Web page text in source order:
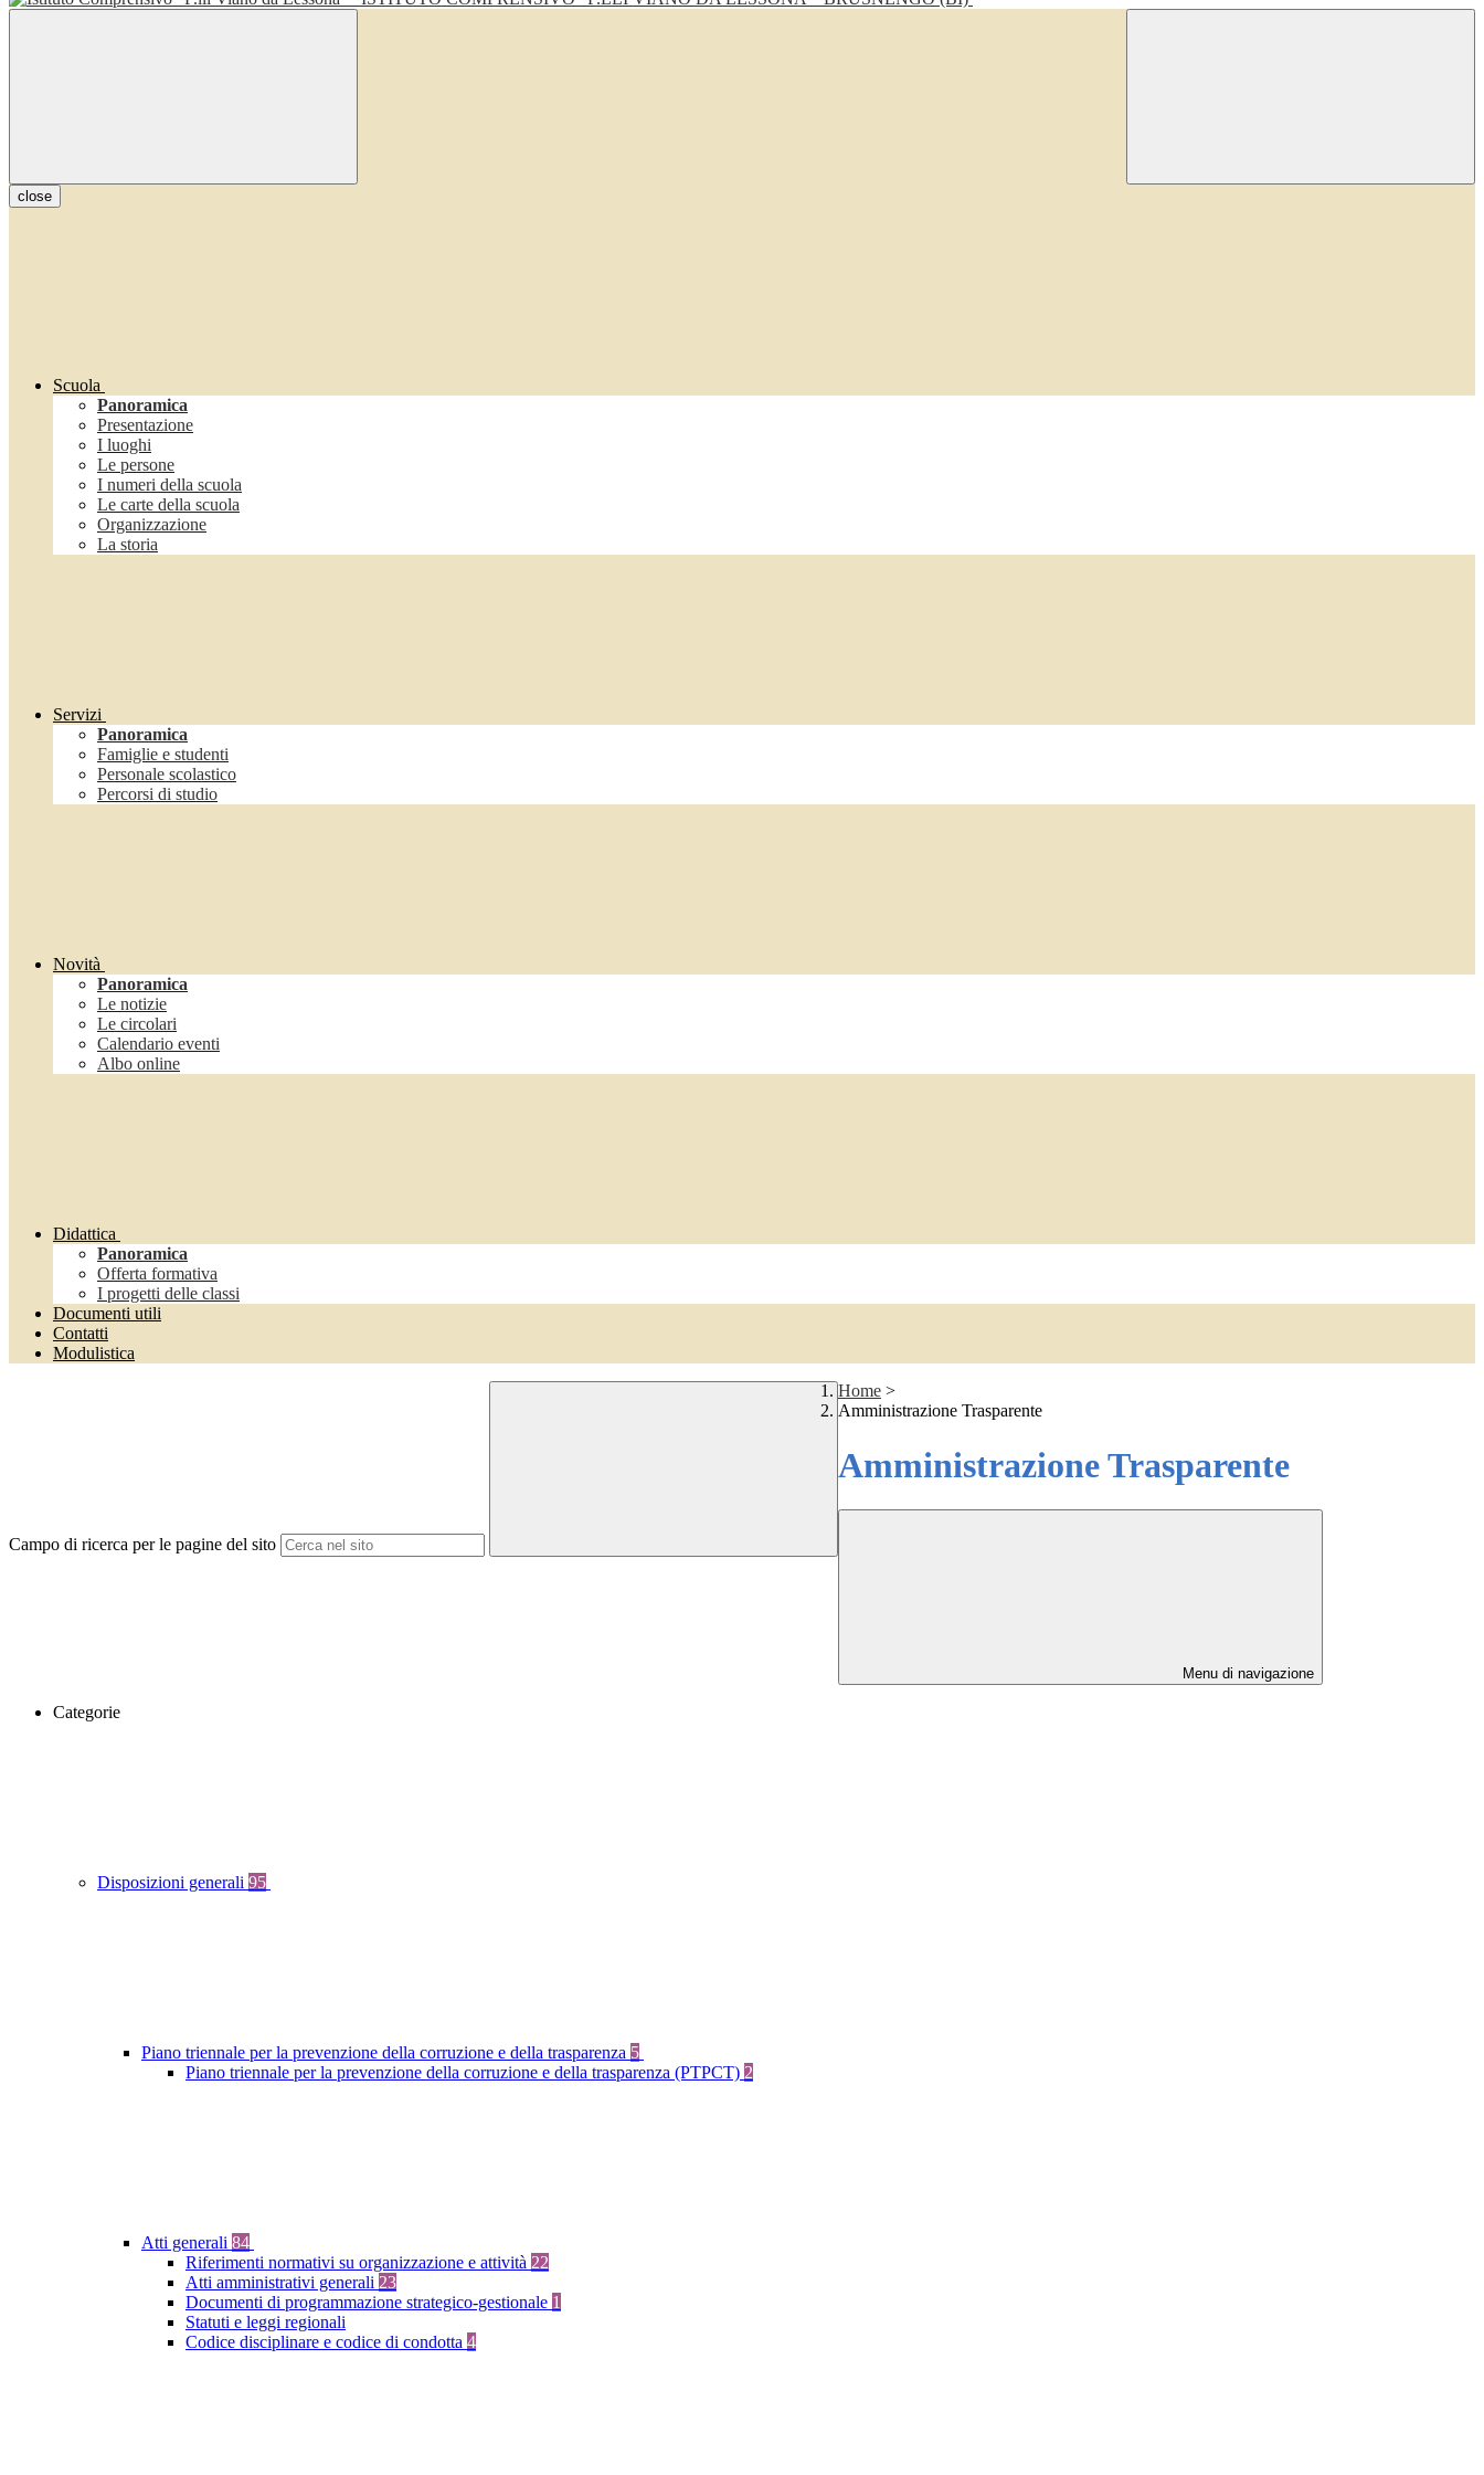
close
Scuola
Panoramica
Presentazione
I luoghi
Le persone
I numeri della scuola
Le carte della scuola
Organizzazione
La storia
Servizi
Panoramica
Famiglie e studenti
Personale scolastico
Percorsi di studio
Novità
Panoramica
Le notizie
Le circolari
Calendario eventi
Albo online
Didattica
Panoramica
Offerta formativa
I progetti delle classi
Documenti utili
Contatti
Modulistica
Campo di ricerca per le pagine del sito
Home >
Amministrazione Trasparente
Amministrazione Trasparente
Menu di navigazione
Categorie
Disposizioni generali 95
Piano triennale per la prevenzione della corruzione e della trasparenza 5
Piano triennale per la prevenzione della corruzione e della trasparenza (PTPCT) 2
Atti generali 84
Riferimenti normativi su organizzazione e attività 22
Atti amministrativi generali 23
Documenti di programmazione strategico-gestionale 1
Statuti e leggi regionali
Codice disciplinare e codice di condotta 4